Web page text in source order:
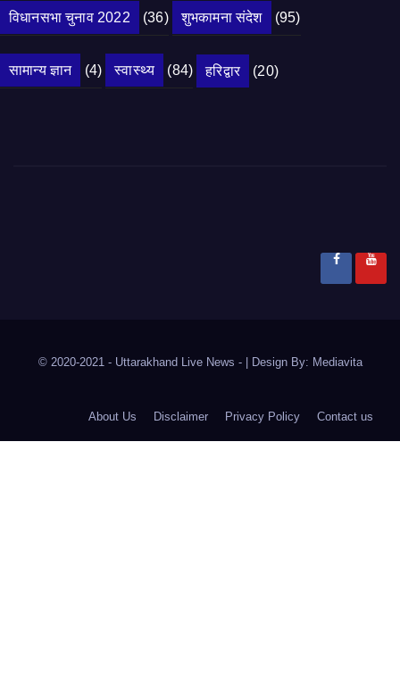
विधानसभा चुनाव 2022 (36) शुभकामना संदेश (95)
सामान्य ज्ञान (4) स्वास्थ्य (84) हरिद्वार (20)
© 2020-2021 - Uttarakhand Live News - Design By: Mediavita
About Us Disclaimer Privacy Policy Contact us